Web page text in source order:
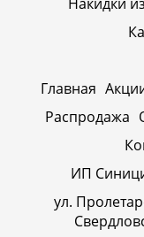
Главная
Распродажа
ИП
ул.